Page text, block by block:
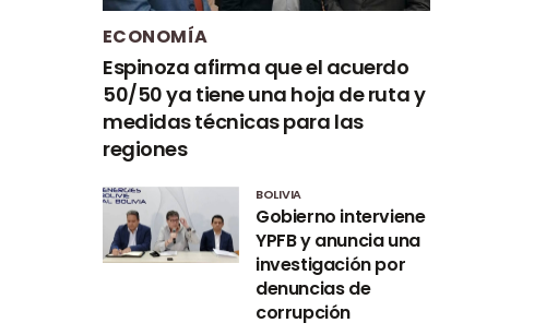
ECONOMÍA
Espinoza afirma que el acuerdo
50/50 ya tiene una hoja de ruta y
medidas técnicas para las
regiones
BOLIVIA
Gobierno interviene
YPFB y anuncia una
investigación por
denuncias de
corrupción